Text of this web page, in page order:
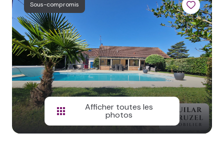
NOS
BIENS
VENDUS
LOCAL
PRO
Sous-compromis
Afficher toutes les
photos